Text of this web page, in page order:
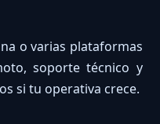
o varias plataformas
soporte técnico y
si tu operativa crece.